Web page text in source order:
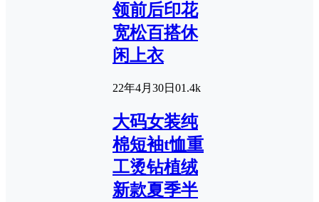
领前后印花
宽松百搭休
闲上衣
22年4月30日 01.4k
大码女装纯
棉短袖t恤重
工烫钻植绒
新款夏季半